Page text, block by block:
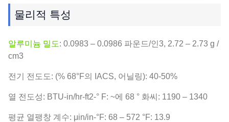
물리적 특성
알루미늄 밀도: 0.0983 – 0.0986 파운드/인3, 2.72 – 2.73 g /
cm3
전기 전도도: (% 68°F의 IACS, 어닐링): 40-50%
열 전도성: BTU-in/hr-ft2-° F: ~에 68 ° 화씨: 1190 – 1340
평균 열팽창 계수: μin/in-°F: 68 – 572 °F: 13.9